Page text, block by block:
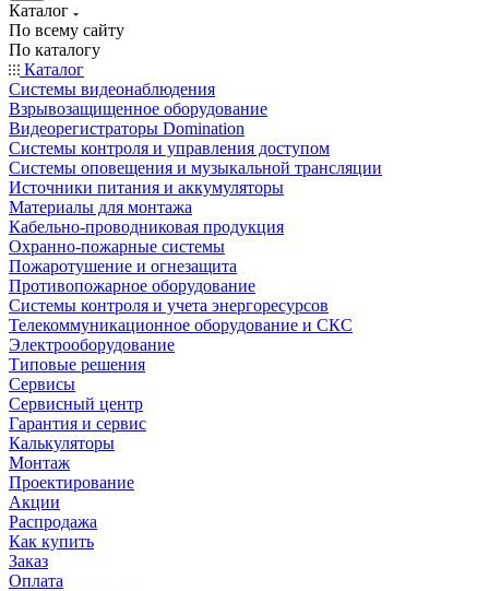
Каталог
По всему сайту
По каталогу
Каталог
Системы видеонаблюдения
Взрывозащищенное оборудование
Видеорегистраторы Domination
Системы контроля и управления доступом
Системы оповещения и музыкальной трансляции
Источники питания и аккумуляторы
Материалы для монтажа
Кабельно-проводниковая продукция
Охранно-пожарные системы
Пожаротушение и огнезащита
Противопожарное оборудование
Системы контроля и учета энергоресурсов
Телекоммуникационное оборудование и СКС
Электрооборудование
Типовые решения
Сервисы
Сервисный центр
Гарантия и сервис
Калькуляторы
Монтаж
Проектирование
Акции
Распродажа
Как купить
Заказ
Оплата